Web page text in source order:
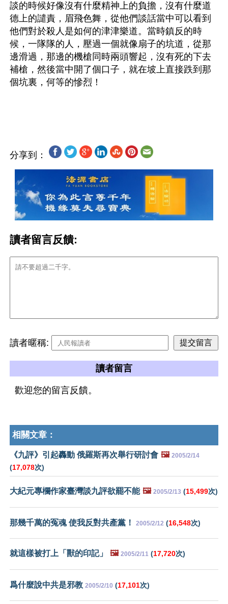
談的時候好像沒有什麼精神上的負擔，沒有什麼道
德上的譴責，眉飛色舞，從他們談話當中可以看到
他們對於殺人是如何的津津樂道。當時鎮反的時
候，一隊隊的人，壓過一個就像扇子的坑道，從那
邊滑過，那邊的機槍同時兩頭響起，沒有死的下去
補槍，然後當中開了個口子，就在坡上直接跌到那
個坑裏，何等的慘烈！
分享到：
讀者留言反饋:
讀者暱稱:
讀者留言
歡迎您的留言反饋。
相關文章：
《九評》引起轟動 俄羅斯再次舉行研討會 🖼️ 2005/2/14
(17,078次)
大紀元專欄作家臺灣談九評欲罷不能 🖼️ 2005/2/13 (15,499次)
那幾千萬的冤魂 使我反對共產黨！ 2005/2/12 (16,548次)
就這樣被打上「獸的印記」 🖼️ 2005/2/11 (17,720次)
爲什麼說中共是邪教 2005/2/10 (17,101次)